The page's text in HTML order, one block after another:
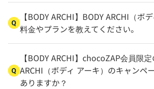
Q
【BODY ARCHI】BODY ARCHI（ボ
料金やプランを教えてください。
Q
【BODY ARCHI】chocoZAP会員限
ARCHI（ボディ アーキ）のキャンペ
ありますか？